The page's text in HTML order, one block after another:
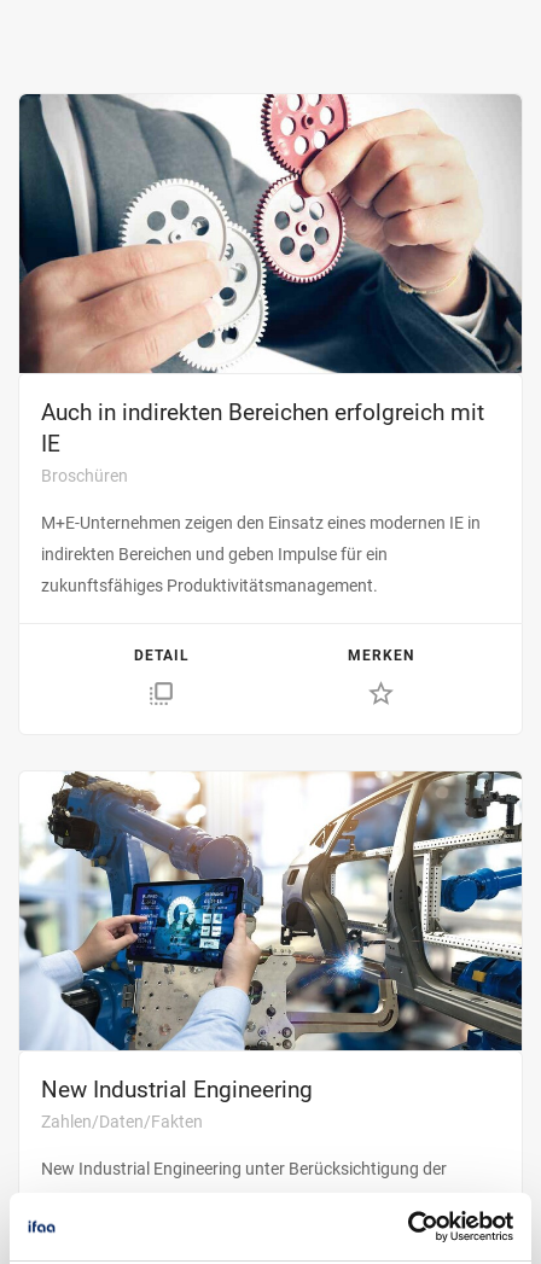
Auch in indirekten Bereichen erfolgreich mit
IE
Broschüren
M+E-Unternehmen zeigen den Einsatz eines modernen IE in
indirekten Bereichen und geben Impulse für ein
zukunftsfähiges Produktivitätsmanagement.
DETAIL
flip_to_front
MERKEN
star_border
New Industrial Engineering
Zahlen/Daten/Fakten
New Industrial Engineering unter Berücksichtigung der
Situation und Handlungsfelder.